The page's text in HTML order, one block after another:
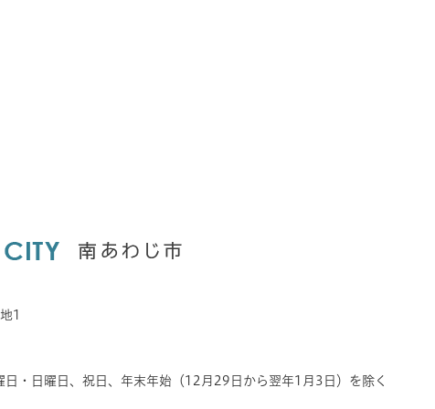
1
・日曜日、祝日、年末年始（12月29日から翌年1月3日）を除く